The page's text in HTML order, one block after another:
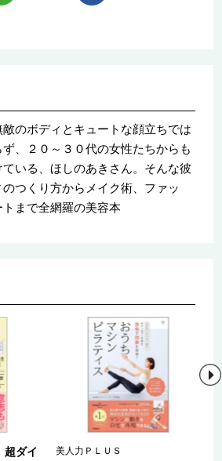
敵のボディとキュートな顔立ちでは
、２０～３０代の女性たちからも
いる、ほしのあきさん。そんな彼
つくり方からメイク術、ファッ
まで全網羅の美容本
ダイ
美人力ＰＬＵＳ